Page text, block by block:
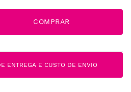
COMPRAR
ENTREGA E CUSTO DE ENVIO